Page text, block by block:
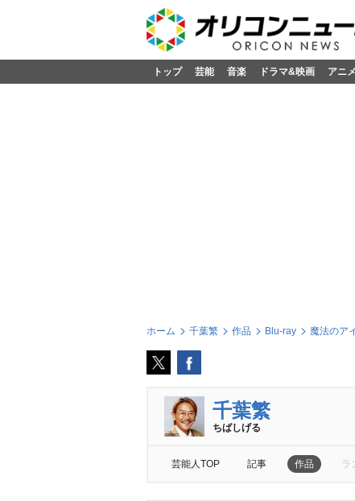
トップ 芸能 音楽 ドラマ&映画 アニ
ホーム 千葉繁 作品 Blu-ray 魔法のア
千葉繁
ちばしげる
芸能人TOP 記事 作品 ラ